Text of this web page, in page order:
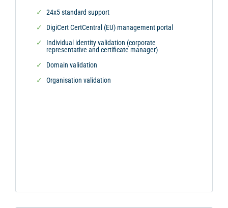
24x5 standard support
DigiCert CertCentral (EU) management portal
Individual identity validation (corporate
representative and certificate manager)
Domain validation
Organisation validation